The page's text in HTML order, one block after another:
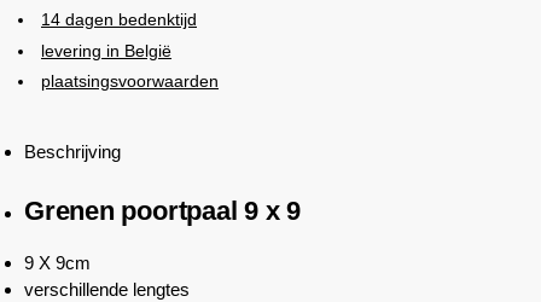
14 dagen bedenktijd
levering in België
plaatsingsvoorwaarden
Beschrijving
Grenen poortpaal 9 x 9
9 X 9cm
verschillende lengtes